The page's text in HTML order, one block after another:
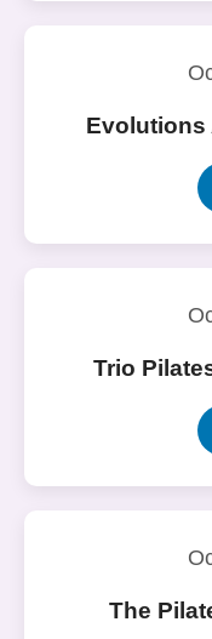
Evolutions
Trio
The